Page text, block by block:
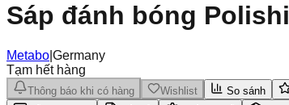
Sáp đánh bóng
Metabo Germany
Tạm hết hàng
Thông báo khi có hàng Wishlist So sánh